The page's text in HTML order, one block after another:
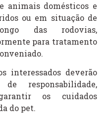
animais domésticos e
ou em situação de
das rodovias,
para tratamento
interessados deverão
responsabilidade,
os cuidados
do pet.